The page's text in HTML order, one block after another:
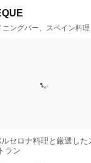
ングバー、スペイン料理
ルセロナ料理と厳選し
ラン